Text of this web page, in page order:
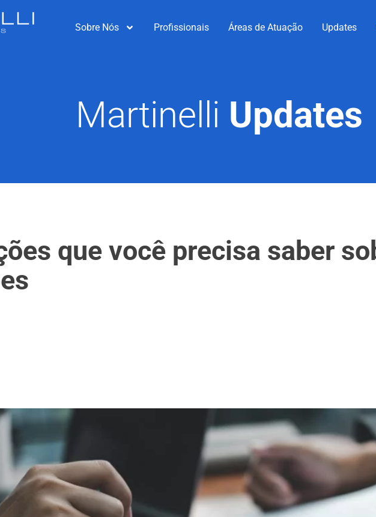
Sobre Nós Profissionais Áreas de Atuação Updates
Martinelli Updates
que você precisa saber